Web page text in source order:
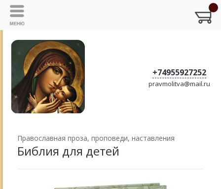
+74955927252
pravmolitva@mail.ru
Православная проза, проповеди, наставления
Библия для детей